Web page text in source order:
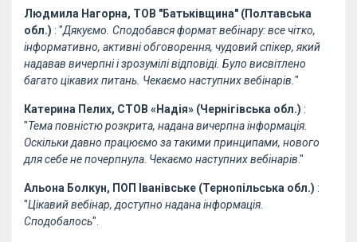
Людмила Нагорна, ТОВ "Батьківщина" (Полтавська
обл.) : "Дякуємо. Сподобався формат вебінару: все чітко,
інформативно, активні обговорення, чудовий спікер, який
надавав вичерпні і зрозумілі відповіді. Було висвітлено
багато цікавих питань. Чекаємо наступних вебінарів. "
Катерина Пелих, СТОВ «Надія» (Чернігівська обл.) :
"Тема повністю розкрита, надана вичерпна інформація.
Оскільки давно працюємо за такими принципами, нового
для себе не почерпнула Чекаємо наступних вебінарів."
Альона Болкун, ПОП Іванівське (Тернопільська обл.) :
"Цікавий вебінар, доступно надана інформація.
Сподобалось".